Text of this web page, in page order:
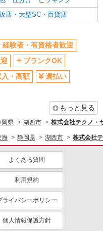
店・大型SC・百貨店
経験者・有資格者歓迎
ブランクOK
入・高額
週払い
もっと見る
岡県 湖西市 株式会社テクノ・
海 静岡県 湖西市 株式会社
よくある質問
利用規約
ライバシーポリシー
個人情報保護方針